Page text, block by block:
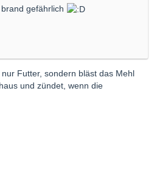
gefährlich
Futter, sondern bläst das Mehl
und zündet, wenn die